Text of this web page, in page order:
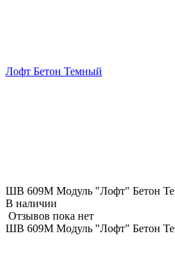
Лофт Бетон Темный
ШВ 609М Модуль "Лофт" Бетон
В наличии
Отзывов пока нет
ШВ 609М Модуль "Лофт" Бетон